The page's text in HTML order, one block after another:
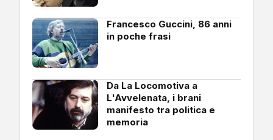
Francesco Guccini, 86 anni
in poche frasi
Da La Locomotiva a
L'Avvelenata, i brani
manifesto tra politica e
memoria